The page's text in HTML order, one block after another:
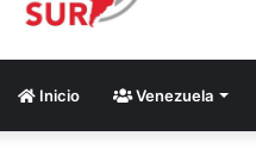
Inicio Venezuela